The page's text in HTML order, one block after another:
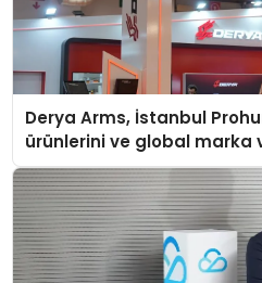
Derya Arms, İstanbul
ürünlerini ve global marka